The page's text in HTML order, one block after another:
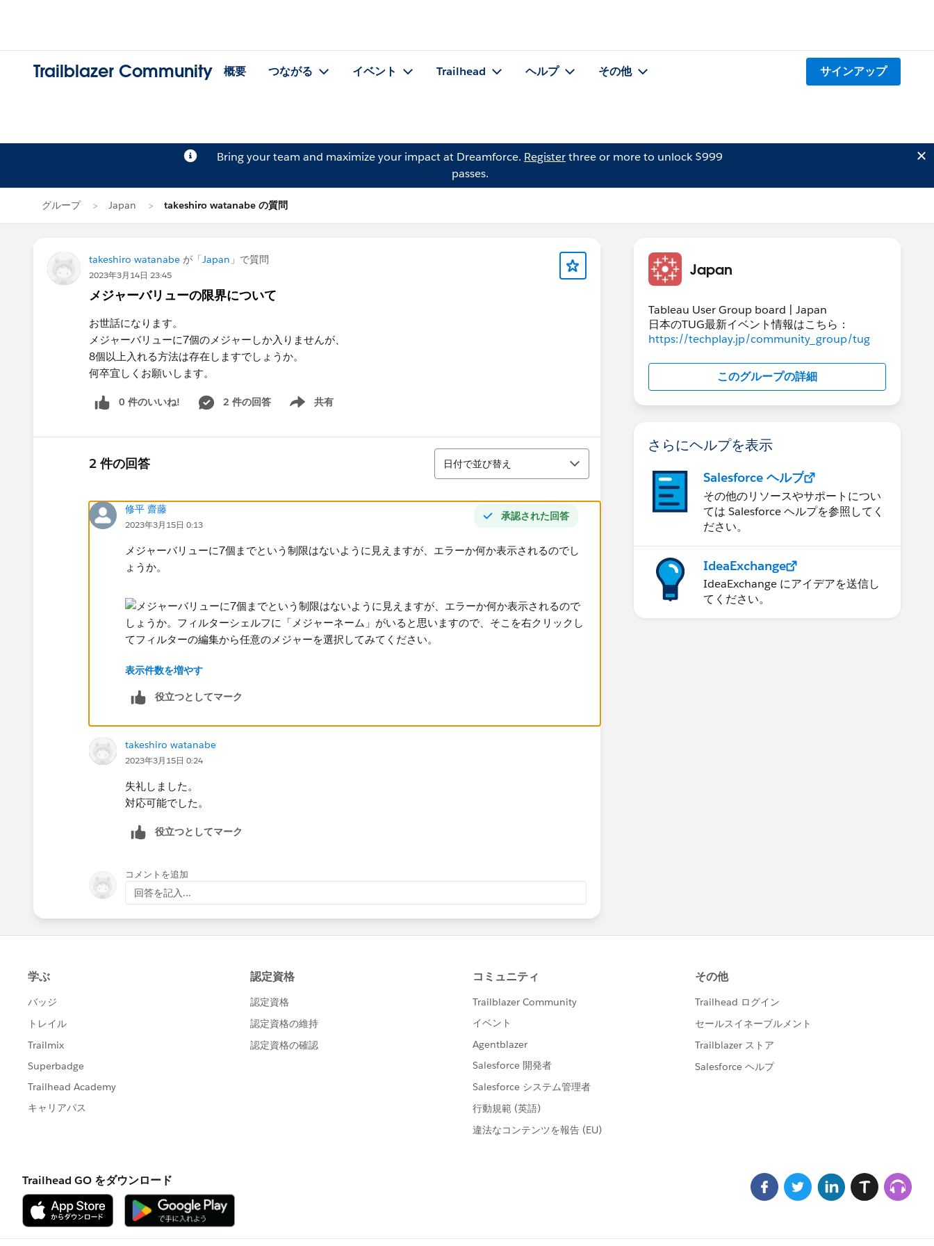
Trailblazer Community 概要 つながる イベント Trailhead ヘルプ その他 サインアップ
Bring your team and maximize your impact at Dreamforce. Registerthree or more to unlock $999
passes.
グループ Japan takeshiro watanabe の質問
takeshiro watanabe が「Japan 」で質問
2023年3月14日 23:45
メジャーバリューの限界について
お世話になります。​
メジャーバリューに7個のメジャーしか入りませんが、
8個​以上入れる方法は存在しますでしょうか。
何卒宜しくお願いします。​
0 件のいいね! 2 件の回答 共有
Show menu
2 件の回答
並び替え
日付で並び替え
承認された回答
修平 齋藤
2023年3月15日 0:13
メジャーバリューに7個までという制限はないように見えますが、エラーか何か表示されるのでし
ょうか。
フィルターシェルフに「メジャーネーム」​がいると思いますので、そこを右クリックしてフィルタ
ーの編集から任意のメジャーを選択してみてください。
表示件数を増やす
役立つとしてマーク
takeshiro watanabe
2023年3月15日 0:24
失礼しました。
対応可能でした。
役立つとしてマーク
コメントを追加
回答を記入...
Japan
Tableau User Group board | Japan
日本のTUG最新イベント情報はこちら：
https://techplay.jp/community_group/tug
このグループの詳細
さらにヘルプを表示
Salesforce ヘルプ
その他のリソースやサポートについ
ては Salesforce ヘルプを参照してく
ださい。
IdeaExchange
IdeaExchange にアイデアを送信し
てください。